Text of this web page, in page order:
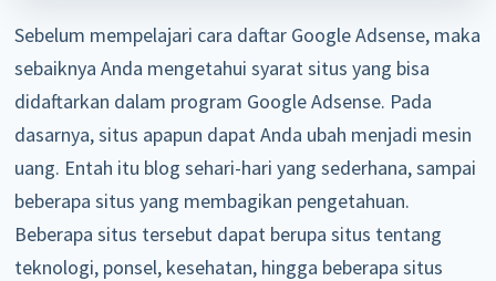
Sebelum mempelajari cara daftar Google Adsense, maka
sebaiknya Anda mengetahui syarat situs yang bisa
didaftarkan dalam program Google Adsense. Pada
dasarnya, situs apapun dapat Anda ubah menjadi mesin
uang. Entah itu blog sehari-hari yang sederhana, sampai
beberapa situs yang membagikan pengetahuan.
Beberapa situs tersebut dapat berupa situs tentang
teknologi, ponsel, kesehatan, hingga beberapa situs